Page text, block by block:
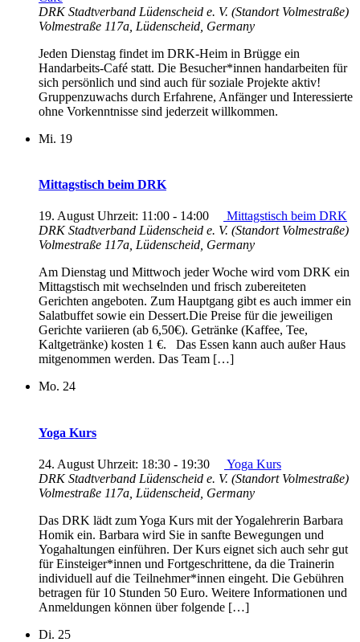
DRK Stadtverband Lüdenscheid e. V. (Standort Volmestraße)
Volmestraße 117a, Lüdenscheid, Germany
Jeden Dienstag findet im DRK-Heim in Brügge ein
Handarbeits-Café statt. Die Besucher*innen handarbeiten für
sich persönlich und sind auch für soziale Projekte aktiv!
Gruppenzuwachs durch Erfahrene, Anfänger und Interessierte
ohne Vorkenntnisse sind jederzeit willkommen.
Mi. 19
Mittagstisch beim DRK
19. August Uhrzeit: 11:00 - 14:00
Mittagstisch beim DRK
DRK Stadtverband Lüdenscheid e. V. (Standort Volmestraße)
Volmestraße 117a, Lüdenscheid, Germany
Am Dienstag und Mittwoch jeder Woche wird vom DRK ein
Mittagstisch mit wechselnden und frisch zubereiteten
Gerichten angeboten. Zum Hauptgang gibt es auch immer ein
Salatbuffet sowie ein Dessert.Die Preise für die jeweiligen
Gerichte variieren (ab 6,50€). Getränke (Kaffee, Tee,
Kaltgetränke) kosten 1 €. Das Essen kann auch außer Haus
mitgenommen werden. Das Team […]
Mo. 24
Yoga Kurs
24. August Uhrzeit: 18:30 - 19:30
Yoga Kurs
DRK Stadtverband Lüdenscheid e. V. (Standort Volmestraße)
Volmestraße 117a, Lüdenscheid, Germany
Das DRK lädt zum Yoga Kurs mit der Yogalehrerin Barbara
Homik ein. Barbara wird Sie in sanfte Bewegungen und
Yogahaltungen einführen. Der Kurs eignet sich auch sehr gut
für Einsteiger*innen und Fortgeschrittene, da die Trainerin
individuell auf die Teilnehmer*innen eingeht. Die Gebühren
betragen für 10 Stunden 50 Euro. Weitere Informationen und
Anmeldungen können über folgende […]
Di. 25